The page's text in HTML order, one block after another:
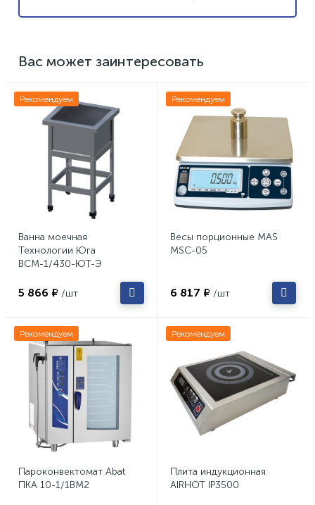
Вас может заинтересовать
Рекомендуем
Ванна моечная
Технологии Юга
ВСМ-1/430-ЮТ-Э
5 866 ₽ /шт
Рекомендуем
Весы порционные MAS
MSC-05
6 817 ₽ /шт
Рекомендуем
Пароконвектомат Abat
ПКА 10-1/1ВМ2
Рекомендуем
Плита индукционная
AIRHOT IP3500